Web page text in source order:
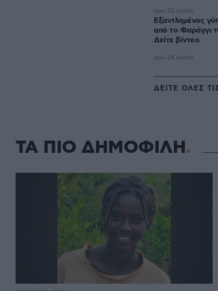
Εξαντλημένος
από το Φαράγγι
Δείτε βίντεο
πριν 22 λεπτά
πριν 24 λεπτά
ΔΕΙΤΕ ΟΛΕΣ
ΤΑ ΠΙΟ ΔΗΜΟΦΙΛΗ